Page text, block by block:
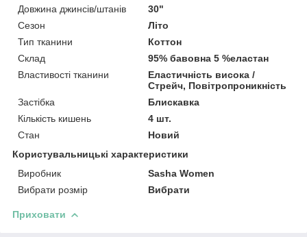
Довжина джинсів/штанів
30"
Сезон
Літо
Тип тканини
Коттон
Склад
95% бавовна 5 %еластан
Властивості тканини
Еластичність висока /
Стрейч, Повітропроникність
Застібка
Блискавка
Кількість кишень
4 шт.
Стан
Новий
Користувальницькі характеристики
Виробник
Sasha Women
Вибрати розмір
Вибрати
Приховати